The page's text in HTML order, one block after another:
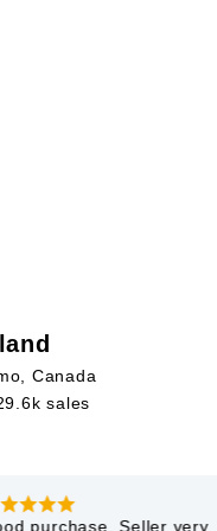
Canada
sales
purchase. Seller very